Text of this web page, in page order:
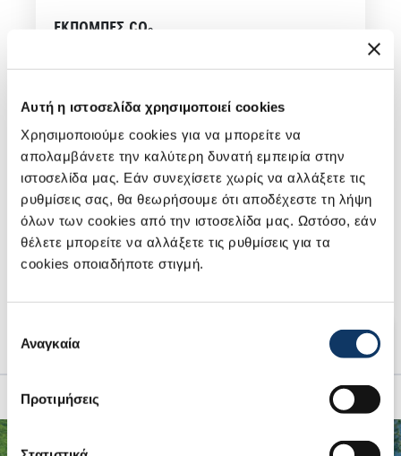
Αυτή η ιστοσελίδα χρησιμοποιεί cookies
Χρησιμοποιούμε cookies για να μπορείτε να
απολαμβάνετε την καλύτερη δυνατή εμπειρία στην
ιστοσελίδα μας. Εάν συνεχίσετε χωρίς να αλλάξετε τις
ρυθμίσεις σας, θα θεωρήσουμε ότι αποδέχεστε τη λήψη
όλων των cookies από την ιστοσελίδα μας. Ωστόσο, εάν
θέλετε μπορείτε να αλλάξετε τις ρυθμίσεις για τα
cookies οποιαδήποτε στιγμή.
συγκατάθεσης
Αναγκαία
Προτιμήσεις
ΕΚΠΟΜΠΕΣ CO2
ΚΙΝΗΤΗΡΑΣ 1.4L BOOSTERJET HYBRID 48V 2WD
ΚΙΝΗΤΗΡΑΣ 1.4L BOOSTERJET HYBRID 48V 2WD